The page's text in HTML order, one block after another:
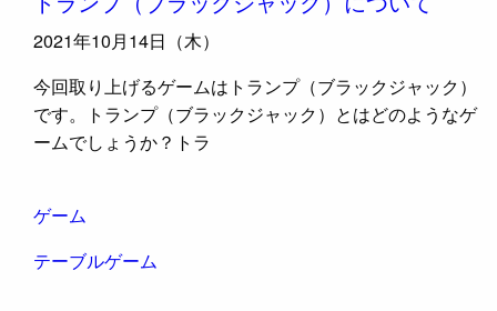
2021年10月14日（木）
今回取り上げるゲームはトランプ（ブラックジャック）
です。トランプ（ブラックジャック）とはどのようなゲ
ームでしょうか？トラ
ゲーム
テーブルゲーム